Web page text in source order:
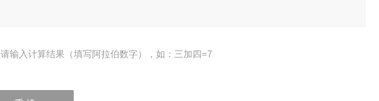
请输入计算结果（填写阿拉伯数字），如：三加四=7